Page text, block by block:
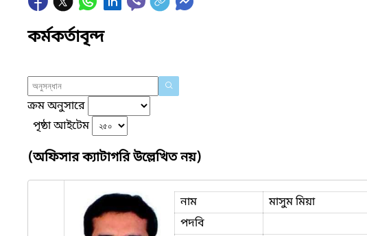
কর্মকর্তাবৃন্দ
ক্রম অনুসারে
পৃষ্ঠা আইটেম
(অফিসার ক্যাটাগরি উল্লেখিত নয়)
নাম
মাসুম মিয়া
পদবি